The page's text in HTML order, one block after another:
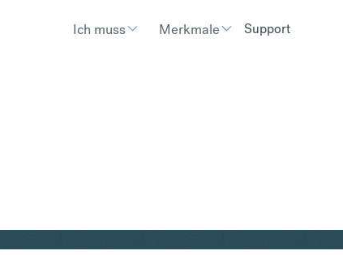
Ich muss Merkmale Support